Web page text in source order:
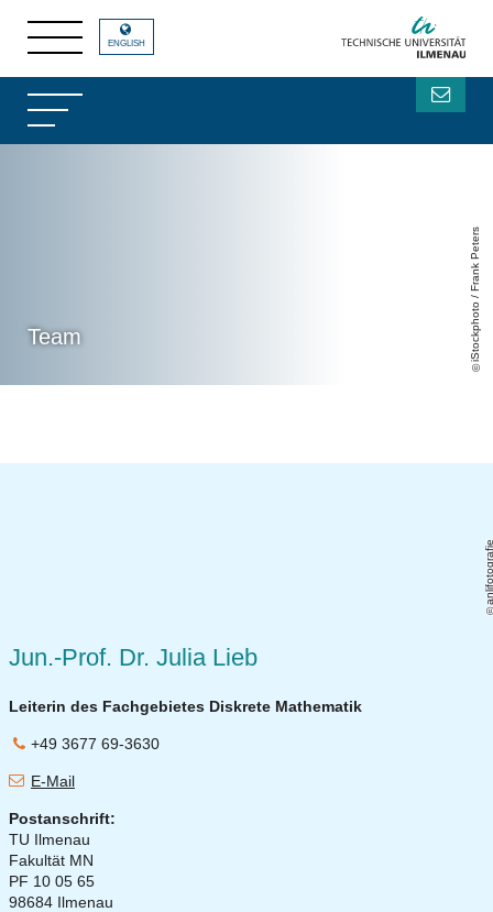
Team iStockphoto / Frank Peters
ENGLISH
Jun.-Prof. Dr. Julia Lieb
Leiterin des Fachgebietes Diskrete Mathematik
+49 3677 69-3630
E-Mail
Postanschrift:
TU Ilmenau
Fakultät MN
PF 10 05 65
98684 Ilmenau